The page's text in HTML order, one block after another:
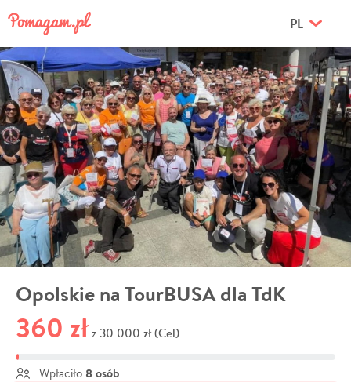
PL
Opolskie na TourBUSA dla TdK
360 zł z 30 000 zł (Cel)
Wpłaciło 8 osób